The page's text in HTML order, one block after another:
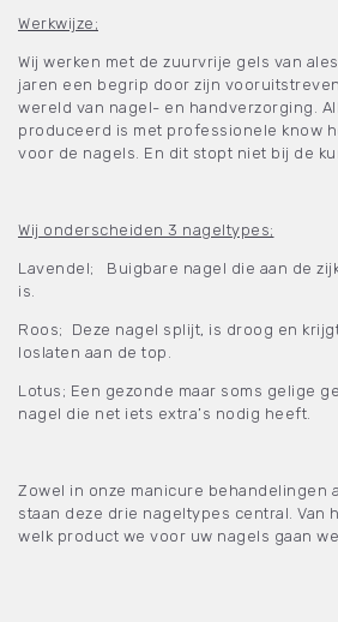
Werkwijze;
Wij werken met de zuurvrije gels van
jaren een begrip door zijn
wereld van nagel- en handverzorging.
produceerd is met professionele know
voor de nagels. En dit stopt niet bij de
Wij onderscheiden 3 nageltypes;
Lavendel; Buigbare nagel die aan de
is.
Roos; Deze nagel splijt, is droog en
loslaten aan de top.
Lotus; Een gezonde maar soms gelige
nagel die net iets extra’s nodig heeft.
Zowel in onze manicure behandelingen
staan deze drie nageltypes central. Van
welk product we voor uw nagels gaan